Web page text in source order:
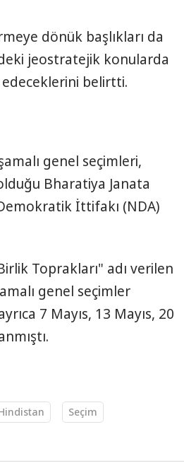
dönük başlıkları da
jeostratejik konularda
belirtti.
genel seçimleri,
Bharatiya Janata
İttifakı (NDA)
Toprakları" adı verilen
genel seçimler
7 Mayıs, 13 Mayıs, 20
Seçim